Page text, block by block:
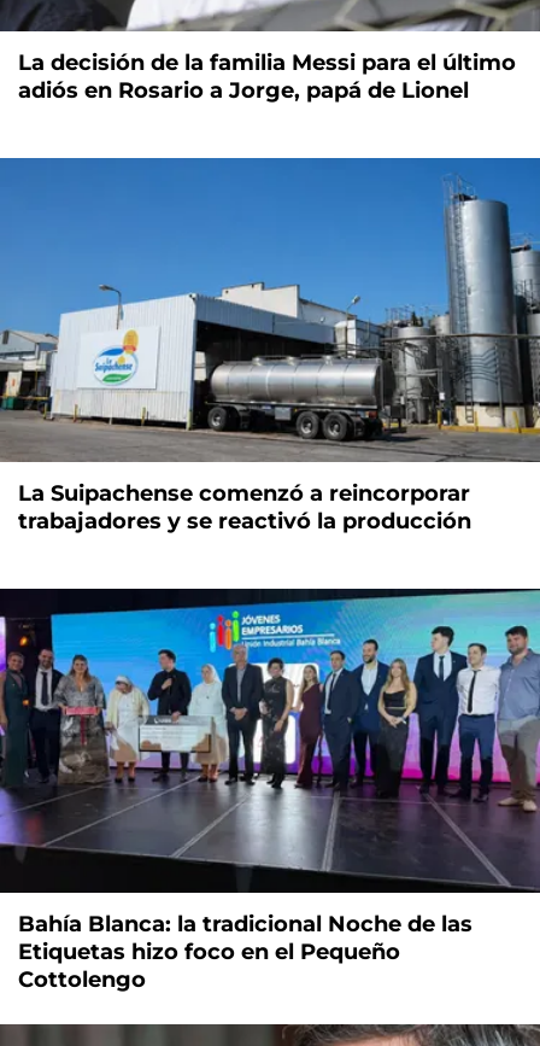
La decisión de la familia Messi para el último
adiós en Rosario a Jorge, papá de Lionel
La Suipachense comenzó a reincorporar
trabajadores y se reactivó la producción
Bahía Blanca: la tradicional Noche de las
Etiquetas hizo foco en el Pequeño
Cottolengo